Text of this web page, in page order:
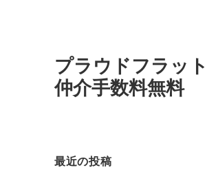
プラウドフラット
仲介手数料無料
最近の投稿